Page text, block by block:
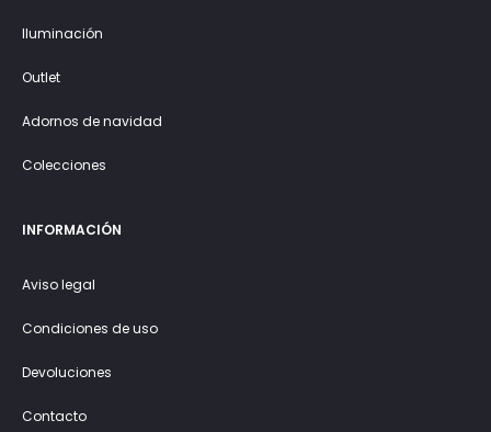
Iluminación
Outlet
Adornos de navidad
Colecciones
INFORMACIÓN
Aviso legal
Condiciones de uso
Devoluciones
Contacto